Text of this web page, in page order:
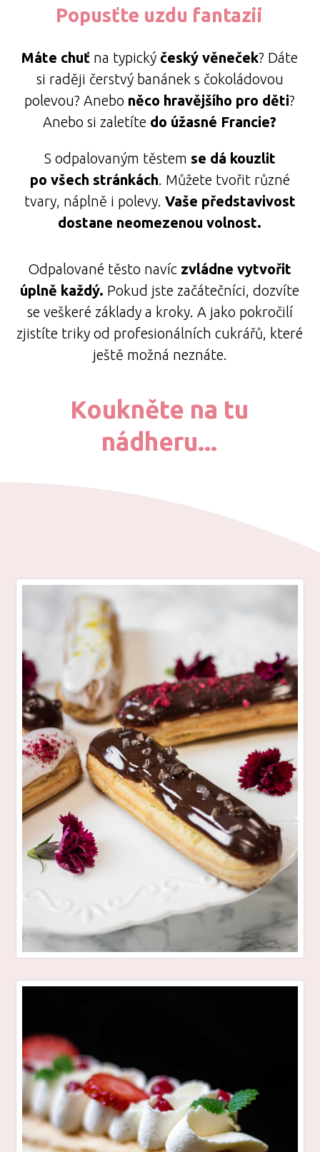
Popusťte uzdu fantazii
Máte chuť na typický český věneček? Dáte
si raději čerstvý banánek s čokoládovou
polevou? Anebo něco hravějšího pro děti?
Anebo si zaletíte do úžasné Francie?
S odpalovaným těstem se dá kouzlit
po všech stránkách. Můžete tvořit různé
tvary, náplně i polevy. Vaše představivost
dostane neomezenou volnost.
Odpalované těsto navíc zvládne vytvořit
úplně každý. Pokud jste začátečníci, dozvíte
se veškeré základy a kroky. A jako pokročilí
zjistíte triky od profesionálních cukrářů, které
ještě možná neznáte.
Koukněte na tu
nádheru...